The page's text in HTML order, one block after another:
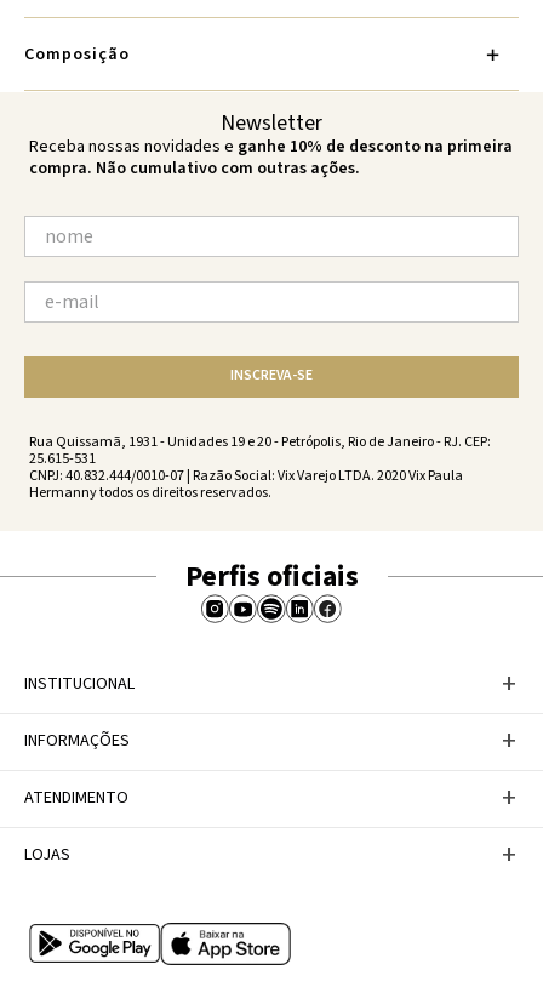
Composição
Newsletter
Receba nossas novidades e ganhe 10% de desconto na primeira
compra. Não cumulativo com outras ações.
INSCREVA-SE
Rua Quissamã, 1931 - Unidades 19 e 20 - Petrópolis, Rio de Janeiro - RJ. CEP:
25.615-531
CNPJ: 40.832.444/0010-07 | Razão Social: Vix Varejo LTDA. 2020 Vix Paula
Hermanny todos os direitos reservados.
Perfis oficiais
INSTITUCIONAL +
A Marca
Trabalhe conosco
INFORMAÇÕES +
Política de Privacidade
Tabela de Medidas
ATENDIMENTO +
Personal Shopper
LOJAS +
Multimarcas